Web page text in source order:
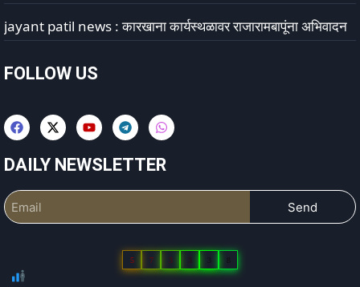
jayant patil news : कारखाना कार्यस्थळावर राजारामबापूंना अभिवादन
FOLLOW US
DAILY NEWSLETTER
Send
5 7 3 3